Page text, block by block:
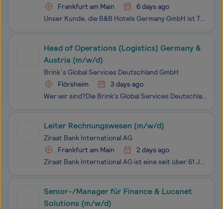
Frankfurt am Main
6 days ago
Unser Kunde, die B&B Hotels Germany GmbH ist Teil der international erfolgreichen B&B Hotels Gruppe und steht für moderne, budgetfreundliche Unterkunftslösungen in einem dynamischen und wachstumsstarken Marktumfeld. Die Gruppe wurde 1990 in Frankreich gegründet und ist heute mit mehr als 950
Head of Operations (Logistics) Germany &
Austria (m/w/d)
Brink´s Global Services Deutschland GmbH
Flörsheim
3 days ago
Wer wir sind?Die Brink's Global Services Deutschland GmbH ist ein Tochterunternehmen der weltweit tätigen Brink’s Incorporated mit Sitz in Richmond, Virginia, welche weltweit mit mehr als 65.000 Arbeitnehmerinnen und Arbeitnehmern in mehr als 100 Ländern. Wir sind ein führender Anbieter von innovati
Leiter Rechnungswesen (m/w/d)
Ziraat Bank International AG
Frankfurt am Main
2 days ago
Ziraat Bank International AG ist eine seit über 61 Jahren auf dem deutschen Markt erfolgreich tätige Geschäftsbank. Mit einer Bilanzsumme von über 1 Milliarde Euro bieten wir unseren Kunden an sieben Standorten in Deutschland ein breites Spektrum an Finanzdienstleistungen an.Für unsere Hauptverwaltu
Senior-/Manager für Finance & Lucanet
Solutions (m/w/d)